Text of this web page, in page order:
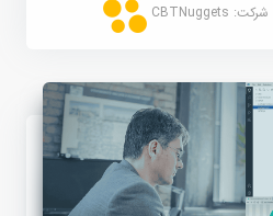
شرکت:CBTNuggets